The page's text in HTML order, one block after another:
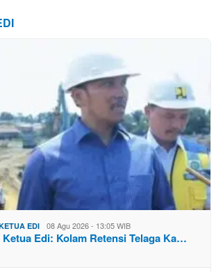
EDI 08 Agu 2026 - 13:05 WIB
Ketua Edi: Kolam Retensi Telaga Ka…